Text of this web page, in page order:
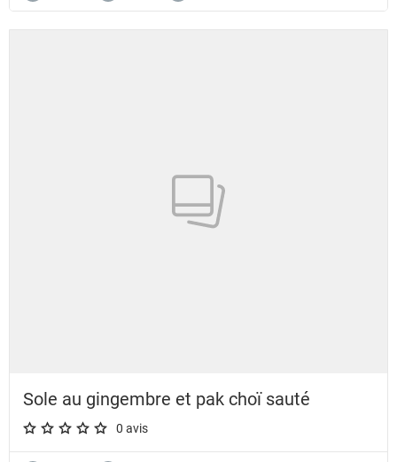
Sole au gingembre et pak choï sauté
A star rating of 0 out of 5.
0 avis